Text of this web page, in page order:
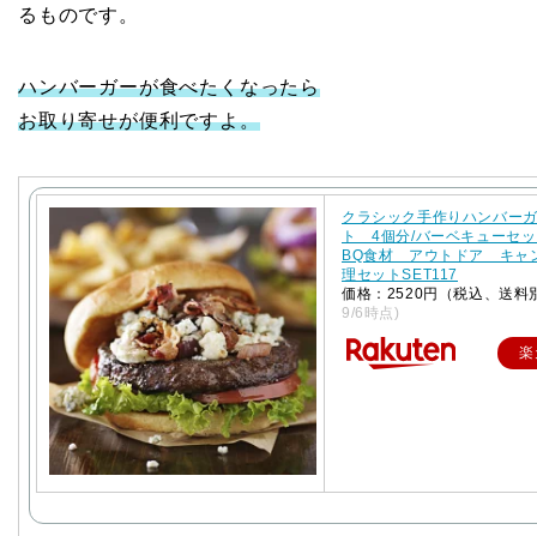
るものです。
ハンバーガーが食べたくなったら
お取り寄せが便利ですよ。
クラシック手作りハンバー
ト 4個分/バーベキュー
BQ食材 アウトドア キャ
理セットSET117
価格：2520円（税込、送料
9/6時点)